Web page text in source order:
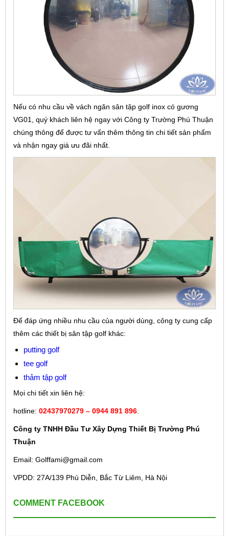
Nếu có nhu cầu về vách ngăn sân tập golf inox có gương
VG01, quý khách liên hệ ngay với Công ty Trường Phú Thuận
chúng thông để được tư vấn thêm thông tin chi tiết sản phẩm
và nhận ngay giá ưu đãi nhất.
Để đáp ứng nhiều nhu cầu của người dùng, công ty cung cấp
thêm các thiết bị sân tập golf khác:
putting golf
tee golf
thảm tập golf
Mọi chi tiết xin liên hệ:
hotline: 02437970279 – 0944 891 896.
Công ty TNHH Đầu Tư Xây Dựng Thiết Bị Trường Phú
Thuận
Email: Golffami@gmail.com
VPDD: 27A/139 Phú Diễn, Bắc Từ Liêm, Hà Nội
COMMENT FACEBOOK